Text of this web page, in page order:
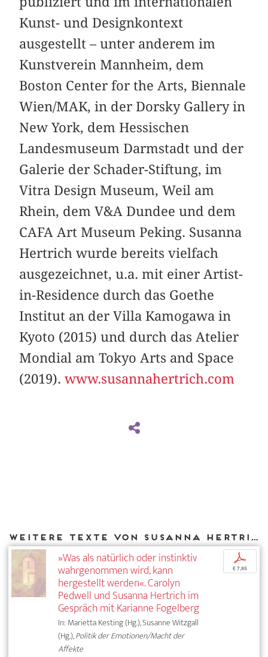
Kunst- und Designkontext
ausgestellt – unter anderem im
Kunstverein Mannheim, dem
Boston Center for the Arts, Biennale
Wien/MAK, in der Dorsky Gallery in
New York, dem Hessischen
Landesmuseum Darmstadt und der
Galerie der Schader-Stiftung, im
Vitra Design Museum, Weil am
Rhein, dem V&A Dundee und dem
CAFA Art Museum Peking. Susanna
Hertrich wurde bereits vielfach
ausgezeichnet, u.a. mit einer Artist-
in-Residence durch das Goethe
Institut an der Villa Kamogawa in
Kyoto (2015) und durch das Atelier
Mondial am Tokyo Arts and Space
(2019).www.susannahertrich.com
Weitere Texte von Susanna Hertrich bei DIAPHANES
»Was als natürlich oder instinktiv
wahrgenommen wird, kann
hergestellt werden«. Carolyn
Pedwell und Susanna Hertrich im
Gespräch mit Karianne Fogelberg
In: Marietta Kesting (Hg.), Susanne Witzgall
(Hg.),Politik der Emotionen/Macht der
Affekte
p
€ 7,95